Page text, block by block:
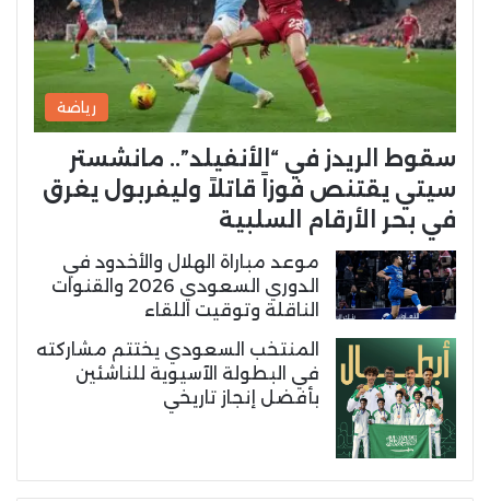
رياضة
سقوط الريدز في “الأنفيلد”.. مانشستر
سيتي يقتنص فوزاً قاتلاً وليفربول يغرق
في بحر الأرقام السلبية
موعد مباراة الهلال والأخدود في
الدوري السعودي 2026 والقنوات
الناقلة وتوقيت اللقاء
المنتخب السعودي يختتم مشاركته
في البطولة الآسيوية للناشئين
بأفضل إنجاز تاريخي